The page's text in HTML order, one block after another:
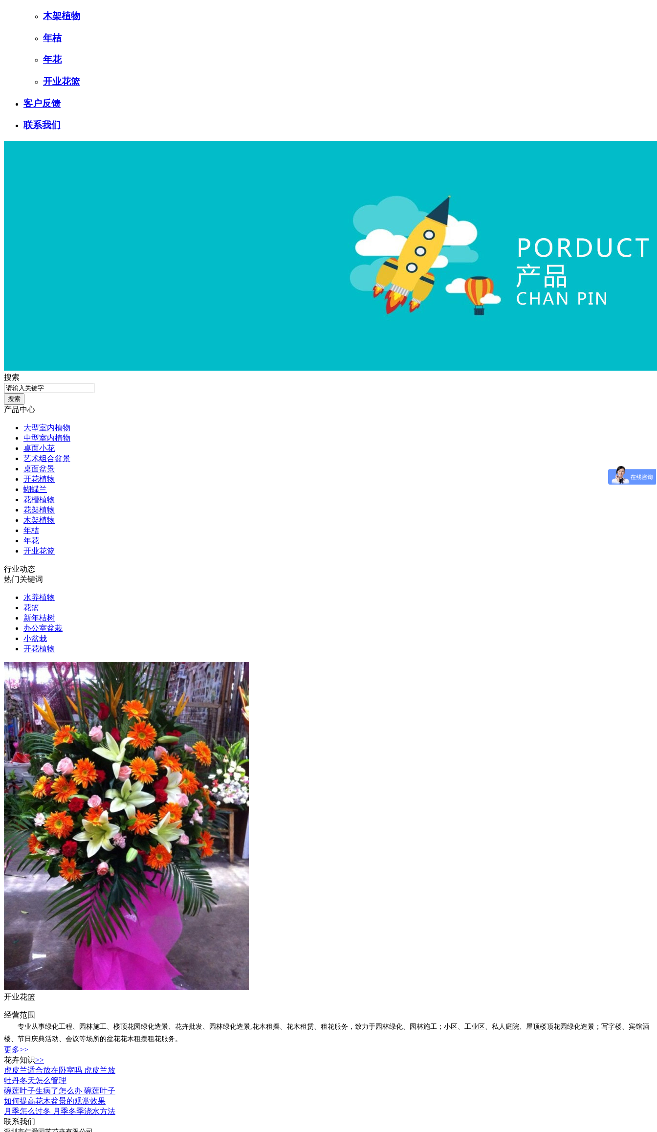
木架植物
年桔
年花
开业花篮
客户反馈
联系我们
搜索
产品中心
大型室内植物
中型室内植物
桌面小花
艺术组合盆景
桌面盆景
开花植物
蝴蝶兰
花槽植物
花架植物
木架植物
年桔
年花
开业花篮
行业动态
热门关键词
水养植物
花篮
新年桔树
办公室盆栽
小盆栽
开花植物
开业花篮
经营范围
专业从事绿化工程、园林施工、楼顶花园绿化造景、花卉批发、园林绿化造景,花木租摆、花木租赁、租花服务，致力于园林绿化、园林施工；小区、工业区、私人庭院、屋顶楼顶花园绿化造景；写字楼、宾馆酒
楼、节日庆典活动、会议等场所的盆花花木租摆租花服务。
更多>>
花卉知识>>
虎皮兰适合放在卧室吗 虎皮兰放
牡丹冬天怎么管理
碗莲叶子生病了怎么办 碗莲叶子
如何提高花木盆景的观赏效果
月季怎么过冬 月季冬季浇水方法
联系我们